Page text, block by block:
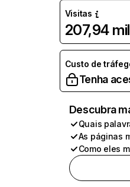
Visitas
207,94 mil
Custo de
Tenha
Descubra
Quais
As páginas
Como eles